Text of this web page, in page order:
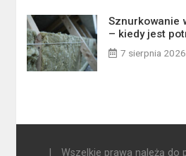
Sznurkowanie
– kiedy jest
7 sierpnia 2026
Wszelkie prawa należą do